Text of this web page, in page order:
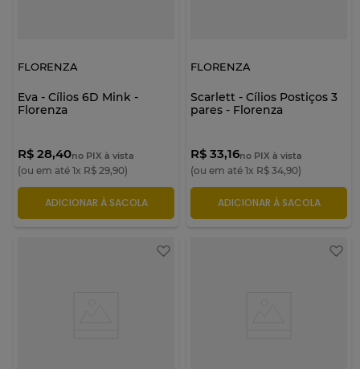
FLORENZA
Eva - Cílios 6D Mink -
Florenza
R$ 28,40no PIX à vista
(ou em até 1x R$ 29,90)
ADICIONAR À SACOLA
FLORENZA
Scarlett - Cílios Postiços 3
pares - Florenza
R$ 33,16no PIX à vista
(ou em até 1x R$ 34,90)
ADICIONAR À SACOLA